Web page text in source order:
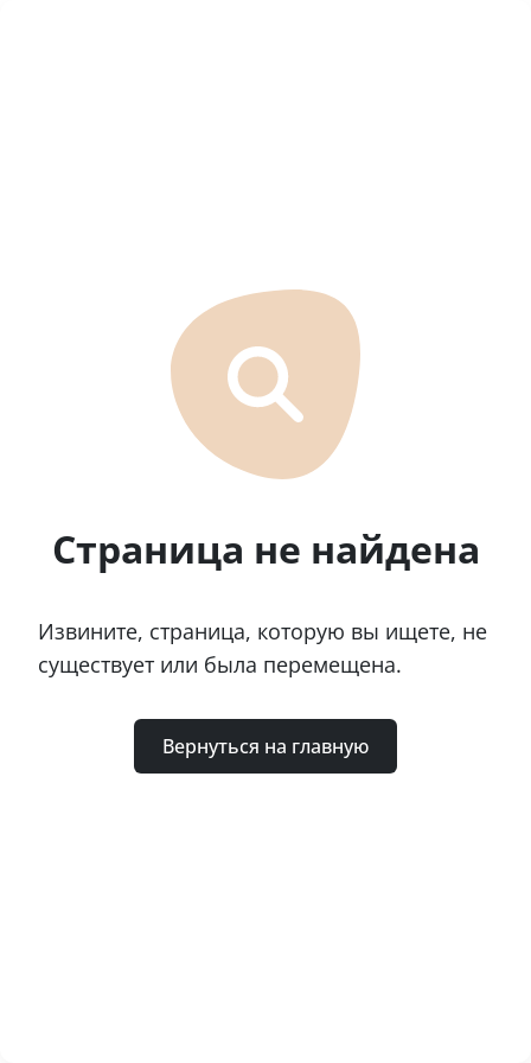
Страница не найдена
Извините, страница, которую вы ищете, не
существует или была перемещена.
Вернуться на главную